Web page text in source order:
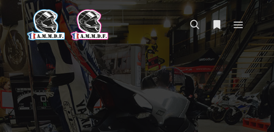
RechercherPlus d’infos
Menu